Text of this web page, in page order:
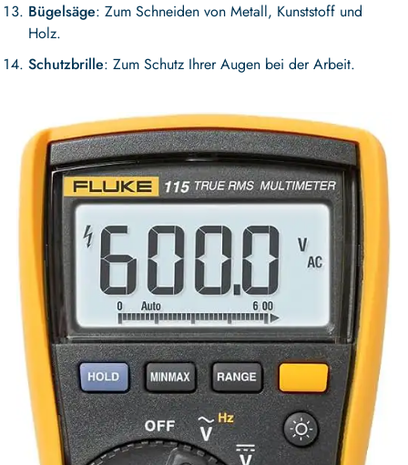
Bügelsäge: Zum Schneiden von Metall, Kunststoff und
Holz.
Schutzbrille: Zum Schutz Ihrer Augen bei der Arbeit.